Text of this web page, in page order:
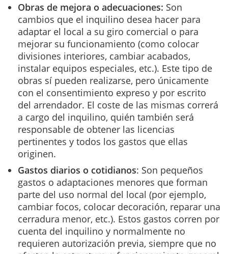
Obras de mejora o adecuaciones: Son
cambios que el inquilino desea hacer para
adaptar el local a su giro comercial o para
mejorar su funcionamiento (como colocar
divisiones interiores, cambiar acabados,
instalar equipos especiales, etc.). Este tipo de
obras sí pueden realizarse, pero únicamente
con el consentimiento expreso y por escrito
del arrendador. El coste de las mismas correrá
a cargo del inquilino, quién también será
responsable de obtener las licencias
pertinentes y todos los gastos que ellas
originen.
Gastos diarios o cotidianos: Son pequeños
gastos o adaptaciones menores que forman
parte del uso normal del local (por ejemplo,
cambiar focos, colocar decoración, reparar una
cerradura menor, etc.). Estos gastos corren por
cuenta del inquilino y normalmente no
requieren autorización previa, siempre que no